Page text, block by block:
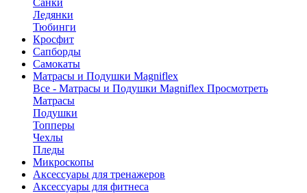
Санки
Ледянки
Тюбинги
Кросфит
Сапборды
Самокаты
Матрасы и Подушки Magniflex
Все - Матрасы и Подушки Magniflex Просмотреть
Матрасы
Подушки
Топперы
Чехлы
Пледы
Микроскопы
Аксессуары для тренажеров
Аксессуары для фитнеса